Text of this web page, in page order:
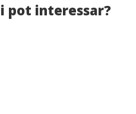
pot interessar?